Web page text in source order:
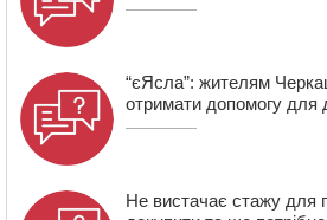
“єЯсла”: жителям
отримати допомогу для
Не вистачає стажу для